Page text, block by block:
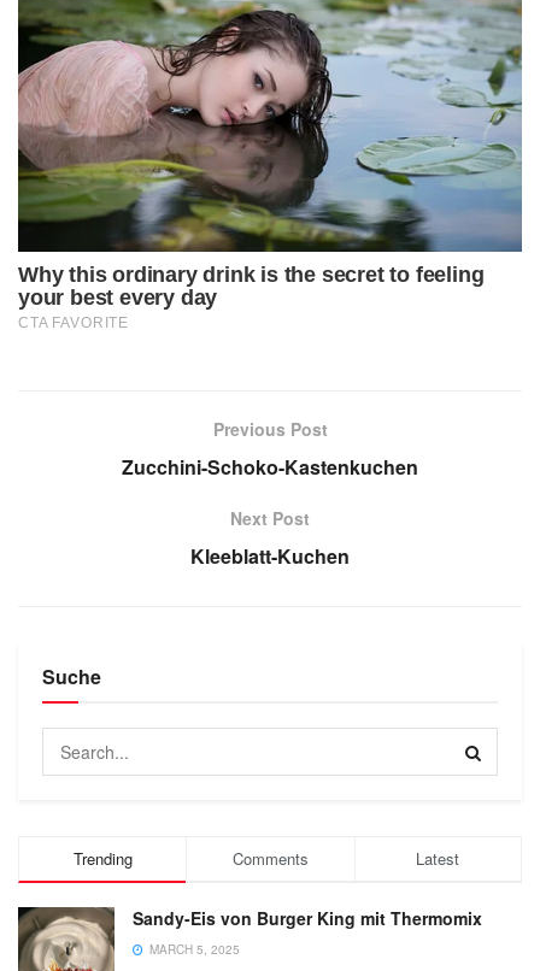
Previous Post
Zucchini-Schoko-Kastenkuchen
Next Post
Kleeblatt-Kuchen
Suche
Trending Comments Latest
Sandy-Eis von Burger King mit Thermomix
MARCH 5, 2025